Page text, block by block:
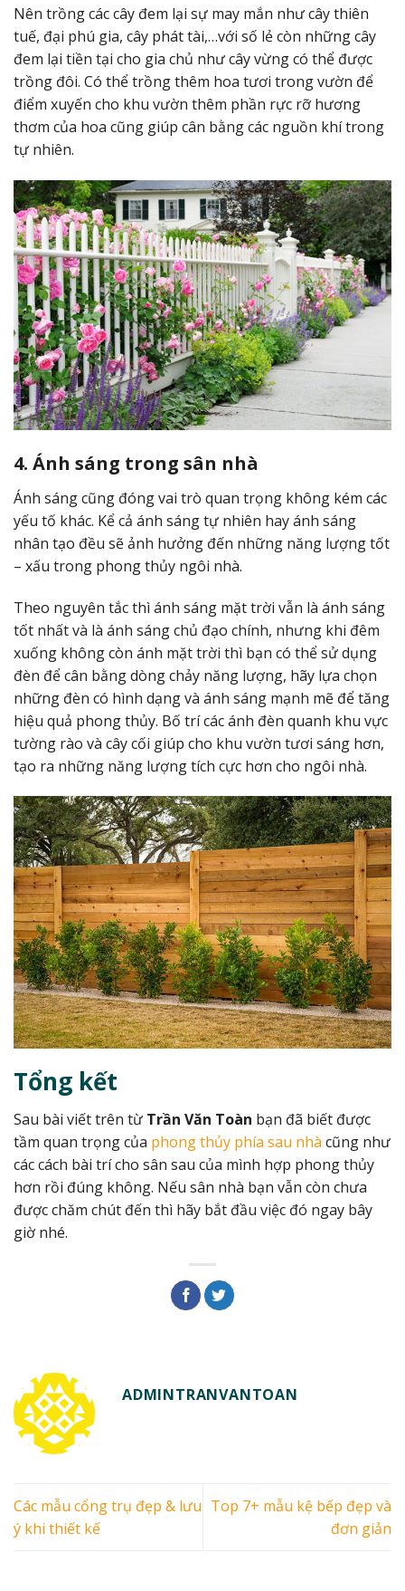
Nên trồng các cây đem lại sự may mắn nhưcây thiên
tuế, đại phú gia, cây phát tài,…với số lẻ còn những cây
đem lại tiền tại cho gia chủ như cây vừng có thể được
trồng đôi. Có thể trồng thêm hoa tươi trong vườn để
điểm xuyến cho khu vườn thêm phần rực rỡ hương
thơm của hoa cũng giúp cân bằng các nguồn khí trong
tự nhiên.
4. Ánh sáng trong sân nhà
Ánh sáng cũng đóng vai trò quan trọng không kém các
yếu tố khác. Kể cả ánh sáng tự nhiên hay ánh sáng
nhân tạo đều sẽ ảnh hưởng đến những năng lượng tốt
– xấu trong phong thủy ngôi nhà.
Theo nguyên tắc thì ánh sáng mặt trời vẫn là ánh sáng
tốt nhất và là ánh sáng chủ đạo chính, nhưng khi đêm
xuống không còn ánh mặt trời thì bạn có thể sử dụng
đèn để cân bằng dòng chảy năng lượng, hãy lựa chọn
những đèn có hình dạng và ánh sáng mạnh mẽ để tăng
hiệu quả phong thủy. Bố trí các ánh đèn quanh khu vực
tường rào và cây cối giúp cho khu vườn tươi sáng hơn,
tạo ra những năng lượng tích cực hơn cho ngôi nhà.
Tổng kết
Sau bài viết trên từ Trần Văn Toàn bạn đã biết được
tầm quan trọng của phong thủy phía sau nhà cũng như
các cách bài trí cho sân sau của mình hợp phong thủy
hơn rồi đúng không. Nếu sân nhà bạn vẫn còn chưa
được chăm chút đến thì hãy bắt đầu việc đó ngay bây
giờ nhé.
ADMINTRANVANTOAN
Các mẫu cổng trụ đẹp & lưu
ý khi thiết kế
Top 7+ mẫu kệ bếp đẹp và
đơn giản